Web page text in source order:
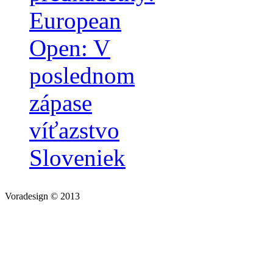
European
Open: V
poslednom
zápase
víťazstvo
Sloveniek
Voradesign © 2013